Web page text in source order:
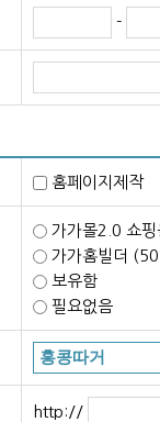
-
홈페이지제작
가가몰2.0 쇼
가가홈빌더
보유함
필요없음
http://